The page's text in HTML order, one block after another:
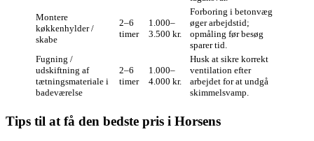
Montere
køkkenhylder /
skabe
2–6
timer
1.000–
3.500 kr.
Forboring i betonvæg
øger arbejdstid;
opmåling før besøg
sparer tid.
Fugning /
udskiftning af
tætningsmateriale i
badeværelse
2–6
timer
1.000–
4.000 kr.
Husk at sikre korrekt
ventilation efter
arbejdet for at undgå
skimmelsvamp.
Tips til at få den bedste pris i Horsens